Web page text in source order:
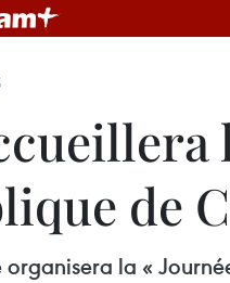
de
organisera la «